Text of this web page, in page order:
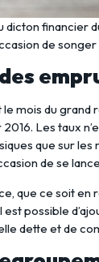
financier
de
mois du grand
2016. Les taux
que sur
de se
que ce soit
est possible
dette et de